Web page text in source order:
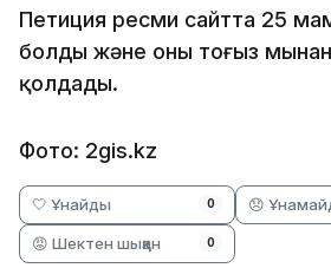
Петиция ресми сайтта 25
болды және оны тоғыз
қолдады.
Фото: 2gis.kz
🤍 Ұнайды 0 😞
😡 Шектен шыққан 0